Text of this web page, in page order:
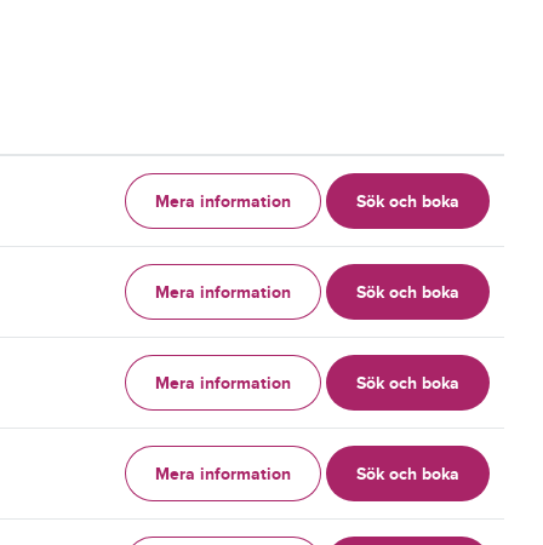
Mera information Sök och boka
Mera information Sök och boka
Mera information Sök och boka
Mera information Sök och boka